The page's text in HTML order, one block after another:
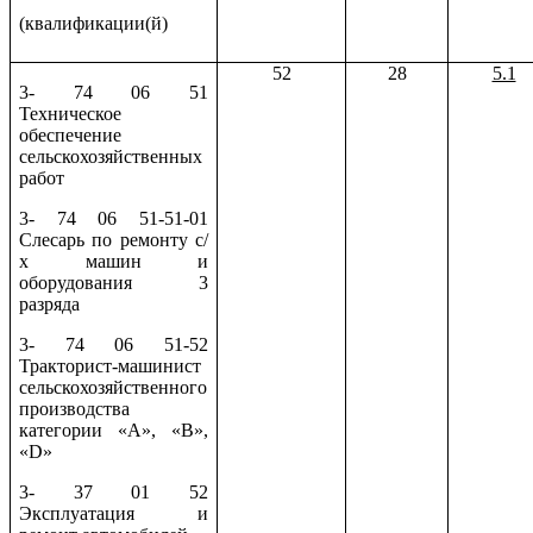
(квалификации(й)
3- 74 06 51
Техническое
обеспечение
сельскохозяйственных
работ
3- 74 06 51-51-01
Слесарь по ремонту с/
х машин и
оборудования 3
разряда
3- 74 06 51-52
Тракторист-машинист
сельскохозяйственного
производства
категории «А», «В»,
«D»
3- 37 01 52
Эксплуатация и
52 28 5.1